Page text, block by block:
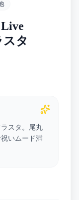
スタ
スタ。尾丸
いムード満